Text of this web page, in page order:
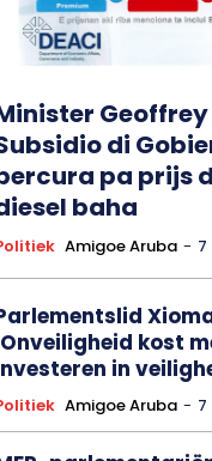
di
pa prijs
baha
Amigoe Aruba - 7
kost
in
Amigoe Aruba - 7